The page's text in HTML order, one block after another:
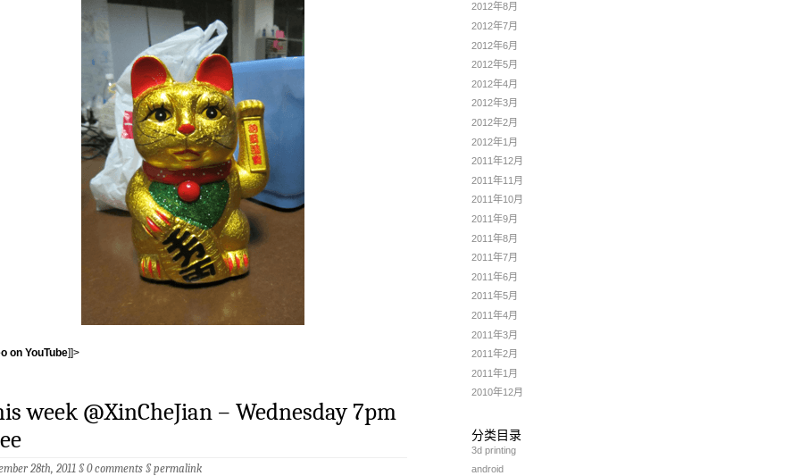
on YouTube]]>
week @XinCheJian – Wednesday 7pm
28th, 2011 §0 comments §permalink
2012年8月
2012年7月
2012年6月
2012年5月
2012年4月
2012年3月
2012年2月
2012年1月
2011年12月
2011年11月
2011年10月
2011年9月
2011年8月
2011年7月
2011年6月
2011年5月
2011年4月
2011年3月
2011年2月
2011年1月
2010年12月
分类目录
3d printing
android